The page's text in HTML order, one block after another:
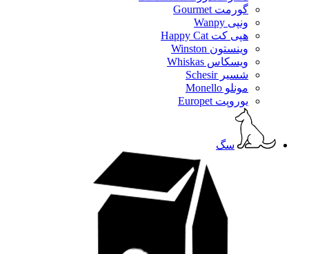
گورمت Gourmet
ونپی Wanpy
هپی کت Happy Cat
وینستون Winston
ویسکاس Whiskas
شسیر Schesir
مونلو Monello
یوروپت Europet
سگ